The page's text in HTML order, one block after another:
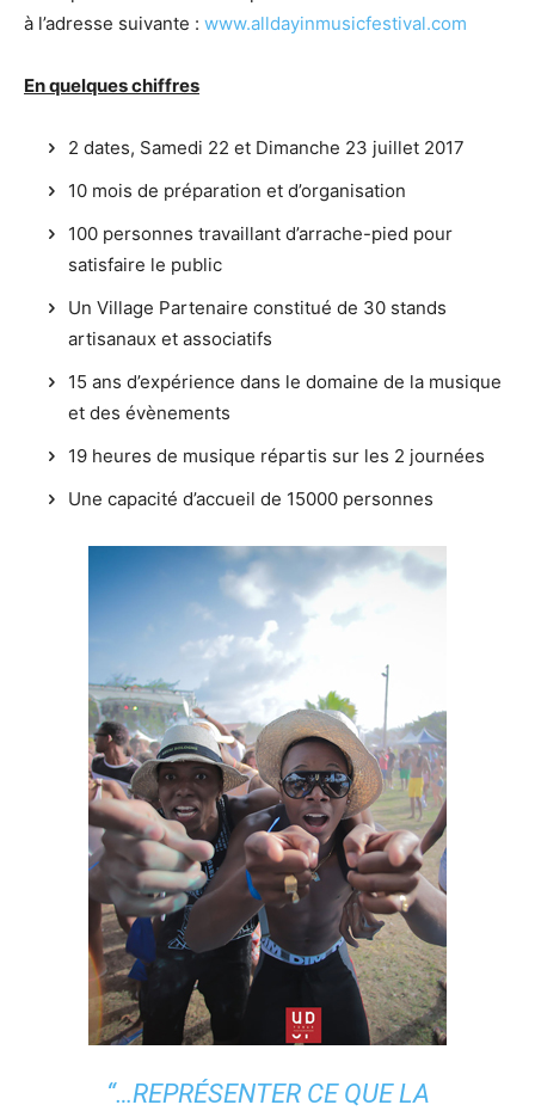
à l’adresse suivante : www.alldayinmusicfestival.com
En quelques chiffres
2 dates, Samedi 22 et Dimanche 23 juillet 2017
10 mois de préparation et d’organisation
100 personnes travaillant d’arrache-pied pour
satisfaire le public
Un Village Partenaire constitué de 30 stands
artisanaux et associatifs
15 ans d’expérience dans le domaine de la musique
et des évènements
19 heures de musique répartis sur les 2 journées
Une capacité d’accueil de 15000 personnes
“…REPRÉSENTER CE QUE LA